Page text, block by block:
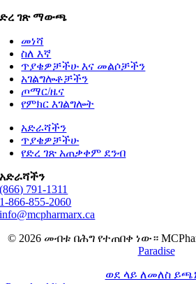
ድረ ገጽ ማውጫ
መነሻ
ስለ እኛ
ጥያቄዎቻችሁ እና መልሶቻችን
አገልግሎቶቻችን
ጦማር/ዜና
የምክር እገልግሎት
አድራሻችን
ጥያቄዎቻችሁ
የድረ ገጽ አጠቃቀም ደንብ
አድራሻችን
(866) 791-1311
1-866-855-2060
info@mcpharmarx.ca
© 2026 መብቱ በሕግ የተጠበቀ ነው።
Paradise
ወደ ላይ ለመለስ